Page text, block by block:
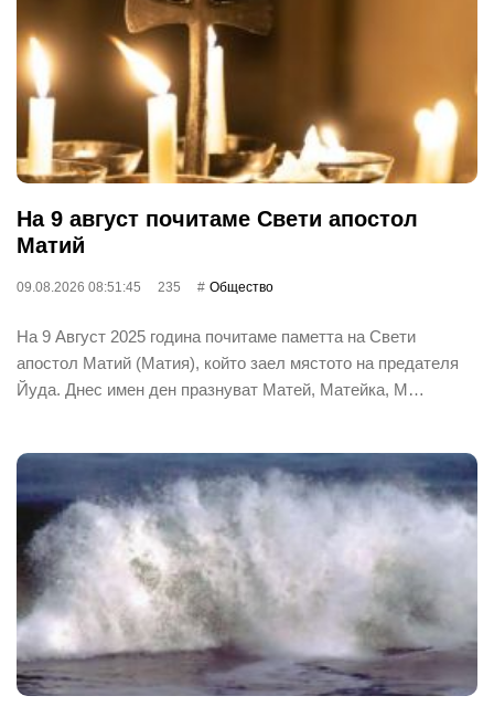
На 9 август почитаме Свети апостол
Матий
09.08.2026 08:51:45 235 Общество
На 9 Август 2025 година почитаме паметта на Свети
апостол Матий (Матия), който заел мястото на предателя
Йуда. Днес имен ден празнуват Матей, Матейка, М…